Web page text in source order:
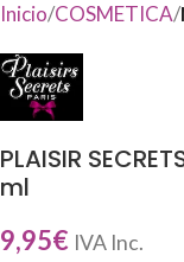
Inicio COSMETICA
PLAISIR
ml
9,95€ IVA Inc.